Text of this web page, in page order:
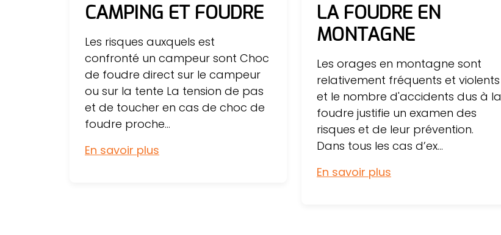
CAMPING ET FOUDRE
Les risques auxquels est
confronté un campeur sont Choc
de foudre direct sur le campeur
ou sur la tente La tension de pas
et de toucher en cas de choc de
foudre proche...
En savoir plus
LA FOUDRE EN
MONTAGNE
Les orages en montagne sont
relativement fréquents et violents
et le nombre d'accidents dus à la
foudre justifie un examen des
risques et de leur prévention.
Dans tous les cas d’ex...
En savoir plus